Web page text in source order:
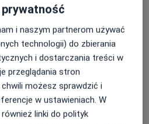
dzieci
Umów wizytę
Umów wizytę
i naszym partnerom używać
technologii) do zbierania
i dostarczania treści w
przeglądania stron
możesz sprawdzić i
w ustawieniach. W
linki do polityk